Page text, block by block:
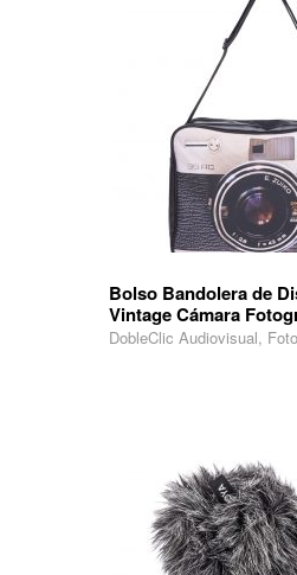
Bolso Bandolera de
Vintage Cámara
DobleClic Audiovisual,